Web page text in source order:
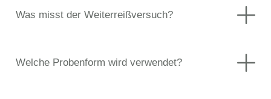
Was misst der Weiterreißversuch?
Welche Probenform wird verwendet?